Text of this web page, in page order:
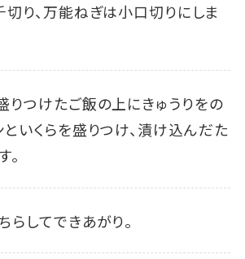
切り、万能ねぎは小口切りにしま
りつけたご飯の上にきゅうりをの
といくらを盛りつけ、漬け込んだた
。
らしてできあがり。